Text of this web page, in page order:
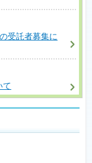
受託者募集に
て